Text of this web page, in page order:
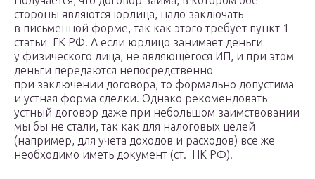
стороны являются юрлица, надо заключать
в письменной форме, так как этого требует пункт 1
статьи ГК РФ. А если юрлицо занимает деньги
у физического лица, не являющегося ИП, и при этом
деньги передаются непосредственно
при заключении договора, то формально допустима
и устная форма сделки. Однако рекомендовать
устный договор даже при небольшом заимствовании
мы бы не стали, так как для налоговых целей
(например, для учета доходов и расходов) все же
необходимо иметь документ (ст. НК РФ).